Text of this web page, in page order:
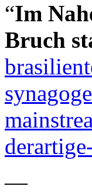
“Im
Bruch
—